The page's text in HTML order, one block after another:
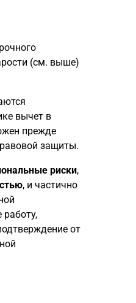
(см. выше)
вычет в
прежде
защиты.
риски,
, и частично
от